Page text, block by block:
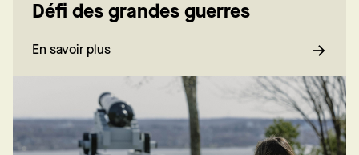
Défi des grandes guerres
En savoir plus